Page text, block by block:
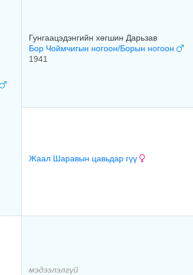
Гунгаацэдэнгийн хөгшин Дарьзав
Бор Чоймчигын ногоон/Борын ногоон
1941
Жаал Шаравын цавьдар гүү
мэдээлэлгүй